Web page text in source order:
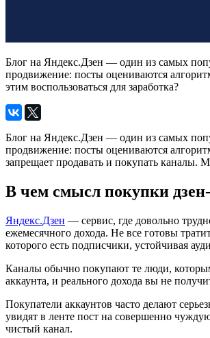
Блог на Яндекс.Дзен — один из самых
продвижение: посты оцениваются
этим воспользоваться для заработка?
Блог на Яндекс.Дзен — один из самых
продвижение: посты оцениваются
запрещает продавать и покупать каналы.
В чем смысл покупки
Яндекс.Дзен — сервис, где довольно
ежемесячного дохода. Не все готовы
которого есть подписчики, устойчивая
Каналы обычно покупают те люди,
аккаунта, и реального дохода вы не
Покупатели аккаунтов часто делают
увидят в ленте пост на совершенно
чистый канал.